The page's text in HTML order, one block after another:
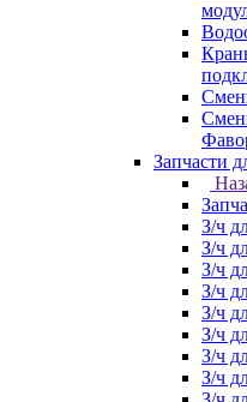
Запчасти
З/ч
З/ч
З/ч
З/ч
З/ч
З/ч
З/ч
З/ч